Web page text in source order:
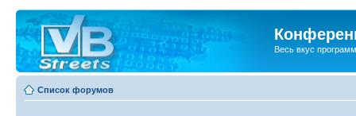
Весь вкус
Список форумов